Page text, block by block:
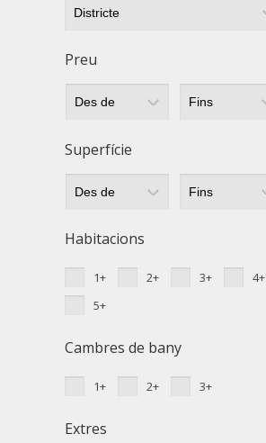
Preu
Superfície
Habitacions
1+ 2+ 3+
4+
5+
Cambres de bany
1+ 2+ 3+
Extres